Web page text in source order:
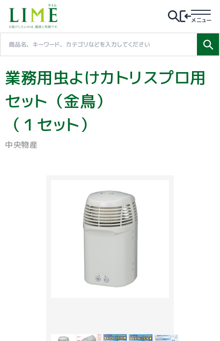
メニュー
業務用虫よけカトリスプロ用
セット（金鳥）
（１セット）
中央物産